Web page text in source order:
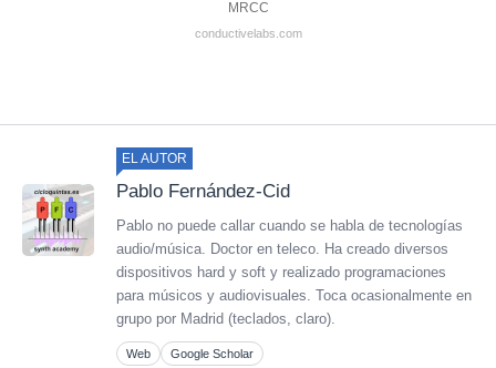
MRCC
conductivelabs.com
EL AUTOR
Pablo Fernández-Cid
Pablo no puede callar cuando se habla de tecnologías
audio/música. Doctor en teleco. Ha creado diversos
dispositivos hard y soft y realizado programaciones
para músicos y audiovisuales. Toca ocasionalmente en
grupo por Madrid (teclados, claro).
Web Google Scholar